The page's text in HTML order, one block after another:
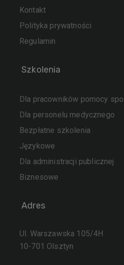
Kontakt
Polityka prywatności
Regulamin
Szkolenia
Dla pracowników pomocy
Dla personelu medycznego
Bezpłatne szkolenia
Językowe
Dla administracji publicznej
Biznesowe
Adres
Ul. Warszawska 105/4H
10-701 Olsztyn